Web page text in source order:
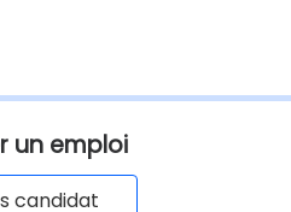
un emploi
candidat